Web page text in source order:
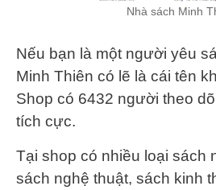
Nhà sách Minh
Nếu bạn là một người yêu
Minh Thiên có lẽ là cái tên
Shop có 6432 người theo
tích cực.
Tại shop có nhiều loại sách
sách nghệ thuật, sách kinh